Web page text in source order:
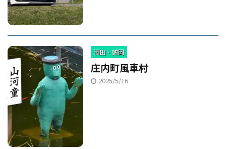
酒田・鶴岡
庄内町風車村
2025/5/16